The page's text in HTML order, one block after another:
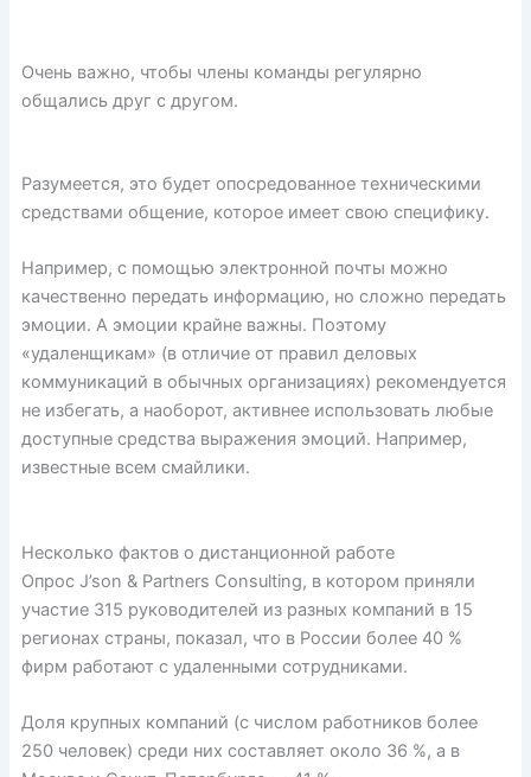
Очень важно, чтобы члены команды регулярно
общались друг с другом.
Разумеется, это будет опосредованное техническими
средствами общение, которое имеет свою специфику.
Например, с помощью электронной почты можно
качественно передать информацию, но сложно передать
эмоции. А эмоции крайне важны. Поэтому
«удаленщикам» (в отличие от правил деловых
коммуникаций в обычных организациях) рекомендуется
не избегать, а наоборот, активнее использовать любые
доступные средства выражения эмоций. Например,
известные всем смайлики.
Несколько фактов о дистанционной работе
Опрос J’son & Partners Consulting, в котором приняли
участие 315 руководителей из разных компаний в 15
регионах страны, показал, что в России более 40 %
фирм работают с удаленными сотрудниками.
Доля крупных компаний (с числом работников более
250 человек) среди них составляет около 36 %, а в